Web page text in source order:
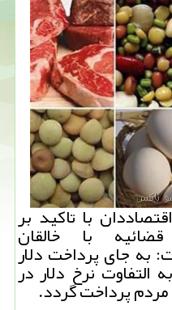
با تاكید بر
با خالقان
داشت: به جای پرداخت دلار
التفاوت نرخ دلار در
مردم پرداخت گردد.